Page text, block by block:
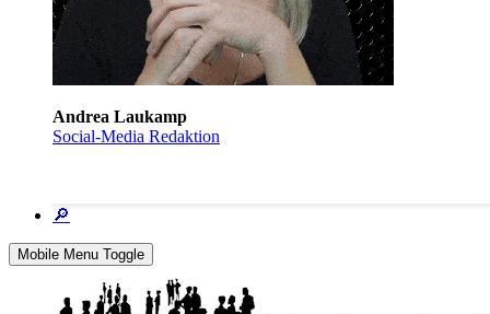
Andrea Laukamp
Social-Media Redaktion
🔎
Mobile Menu Toggle